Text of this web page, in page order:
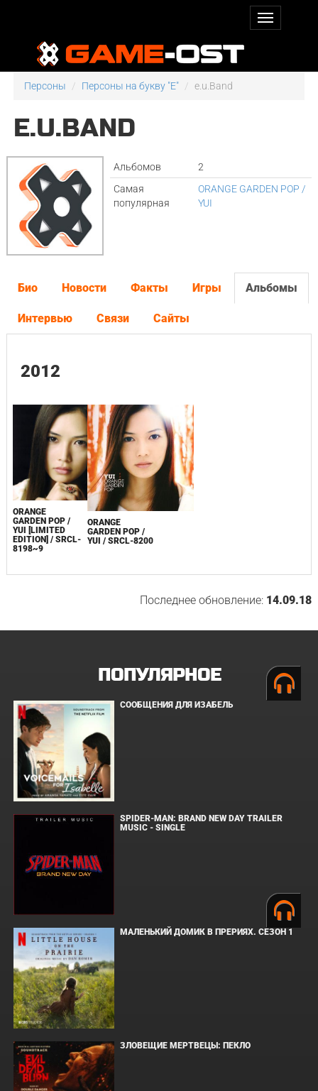
Персоны Персоны на букву "E" e.u.Band
E.U.BAND
Альбомов
2
Самая
популярная
ORANGE GARDEN POP /
YUI
Био Новости Факты Игры Альбомы
Интервью Связи Сайты
2012
ORANGE
GARDEN POP /
YUI [LIMITED
EDITION] / SRCL-
8198~9
ORANGE
GARDEN POP /
YUI / SRCL-8200
Последнее обновление: 14.09.18
ПОПУЛЯРНОЕ
СООБЩЕНИЯ ДЛЯ ИЗАБЕЛЬ
SPIDER-MAN: BRAND NEW DAY TRAILER
MUSIC - SINGLE
МАЛЕНЬКИЙ ДОМИК В ПРЕРИЯХ. СЕЗОН 1
ЗЛОВЕЩИЕ МЕРТВЕЦЫ: ПЕКЛО